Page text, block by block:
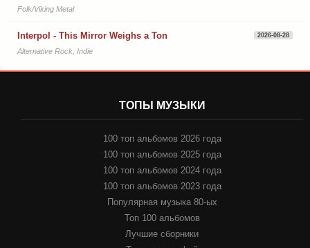
Folk/Viking Metal
Interpol - This Mirror Weighs a Ton 2026-08-28
Alternative Rock, Indie
ТОПЫ МУЗЫКИ
100 топ альбомов 2026 года
100 топ альбомов 2025 года
100 топ альбомов 2024 года
100 топ альбомов 2023 года
Популярная музыка 80-ых
Топ 100 альбомов
Лучшие сборники